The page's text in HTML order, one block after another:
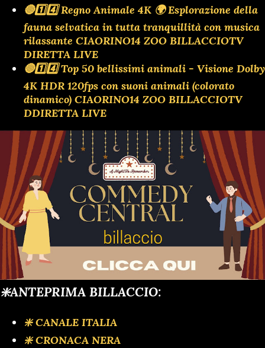
🔴1️⃣4️⃣ Regno Animale 4K 🌍 Esplorazione della
fauna selvatica in tutta tranquillità con musica
rilassante CIAORINO14 ZOO BILLACCIOTV
DIRETTA LIVE
🔴1️⃣4️⃣ Top 50 bellissimi animali - Visione Dolby
4K HDR 120fps con suoni animali (colorato
dinamico) CIAORINO14 ZOO BILLACCIOTV
DDIRETTA LIVE
❇️ANTEPRIMA BILLACCIO:
❇️ CANALE ITALIA
❇️ CRONACA NERA